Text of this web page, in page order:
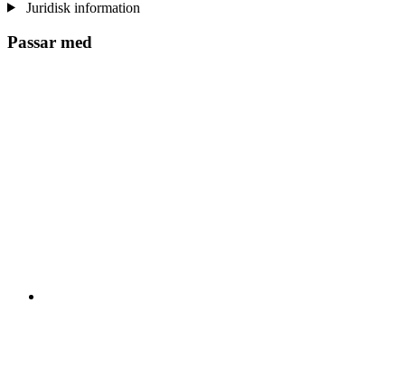
Juridisk information
Passar med